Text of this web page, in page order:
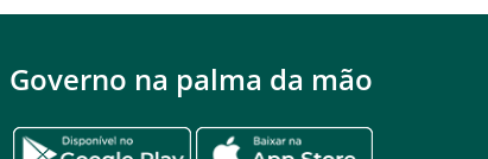
Governo na palma da mão